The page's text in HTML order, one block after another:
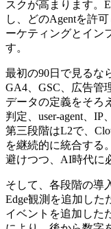
スクが高まります。
し、どのAgentを許
ーケティングとイン
す。
最初の90日で見るな
GA4、GSC、広告管
データの定義をそろ
判定、user-agent、
第三段階はL2で、
を継続的に統合する
避けつつ、AI時代に
そして、各段階の導
Edge観測を追加した
イベントを追加した